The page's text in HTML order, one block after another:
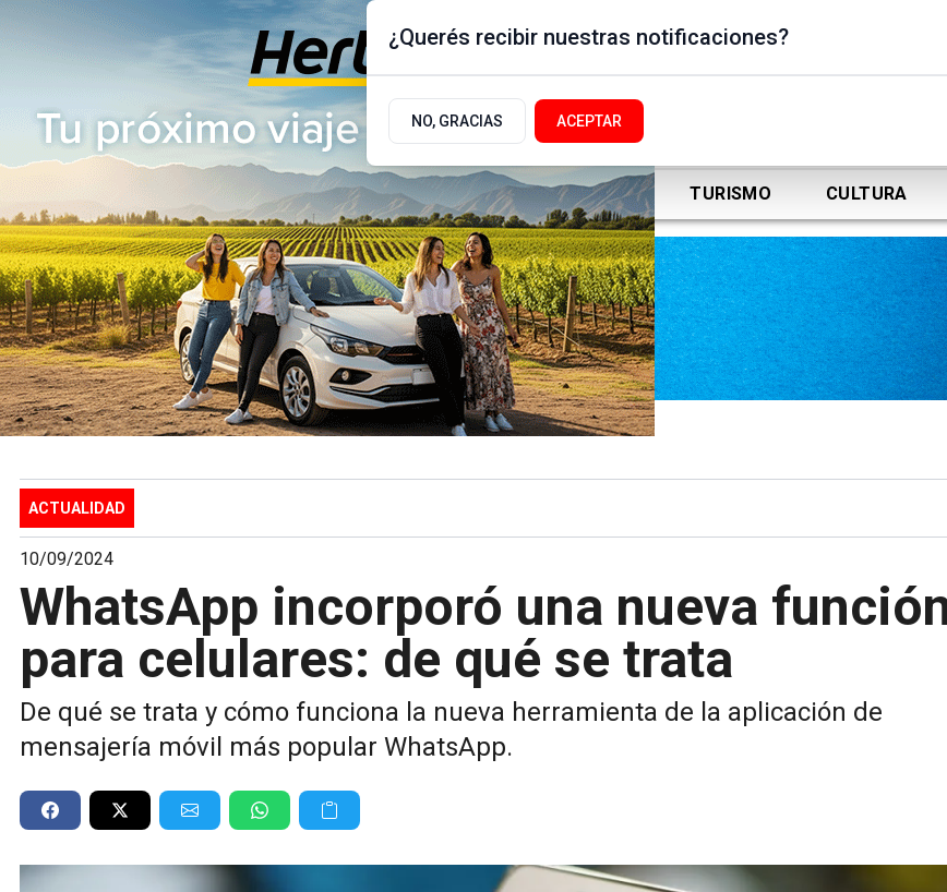
Jueves 6 de Agosto
de 2026
17.9ºc | Buenos Aires, AR
ACTUALIDAD POLÍTICA DEPORTES TURISMO CULTURA
ACTUALIDAD
10/09/2024
WhatsApp incorporó una nueva
para celulares: de qué se trata
De qué se trata y cómo funciona la nueva herramienta de la aplicación de
mensajería móvil más popular WhatsApp.
¿Querés recibir nuestras notificaciones?
NO, GRACIAS ACEPTAR